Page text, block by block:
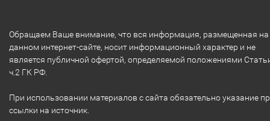
Обращаем Ваше внимание, что вся информация, размещенная на
данном интернет-сайте, носит информационный характер и не
является публичной офертой, определяемой положениями
ч.2 ГК РФ.
При использовании материалов с сайта обязательно указание
ссылки на источник.